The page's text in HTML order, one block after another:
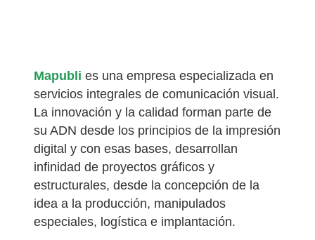
Mapubli es una empresa especializada en
servicios integrales de comunicación visual.
La innovación y la calidad forman parte de
su ADN desde los principios de la impresión
digital y con esas bases, desarrollan
infinidad de proyectos gráficos y
estructurales, desde la concepción de la
idea a la producción, manipulados
especiales, logística e implantación.